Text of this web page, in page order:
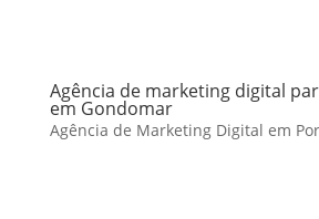
Agência de marketing digital
em Gondomar
Agência de Marketing Digital em